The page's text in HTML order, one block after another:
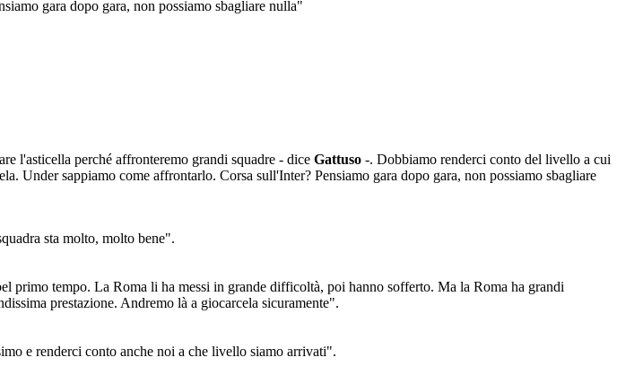
gara dopo gara, non possiamo sbagliare nulla"
l'asticella perché affronteremo grandi squadre - dice Gattuso -. Dobbiamo renderci conto del livello a cui
Under sappiamo come affrontarlo. Corsa sull'Inter? Pensiamo gara dopo gara, non possiamo sbagliare
sta molto, molto bene".
tempo. La Roma li ha messi in grande difficoltà, poi hanno sofferto. Ma la Roma ha grandi
prestazione. Andremo là a giocarcela sicuramente".
e renderci conto anche noi a che livello siamo arrivati".